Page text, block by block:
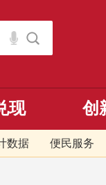
数据 便民服务
现 创